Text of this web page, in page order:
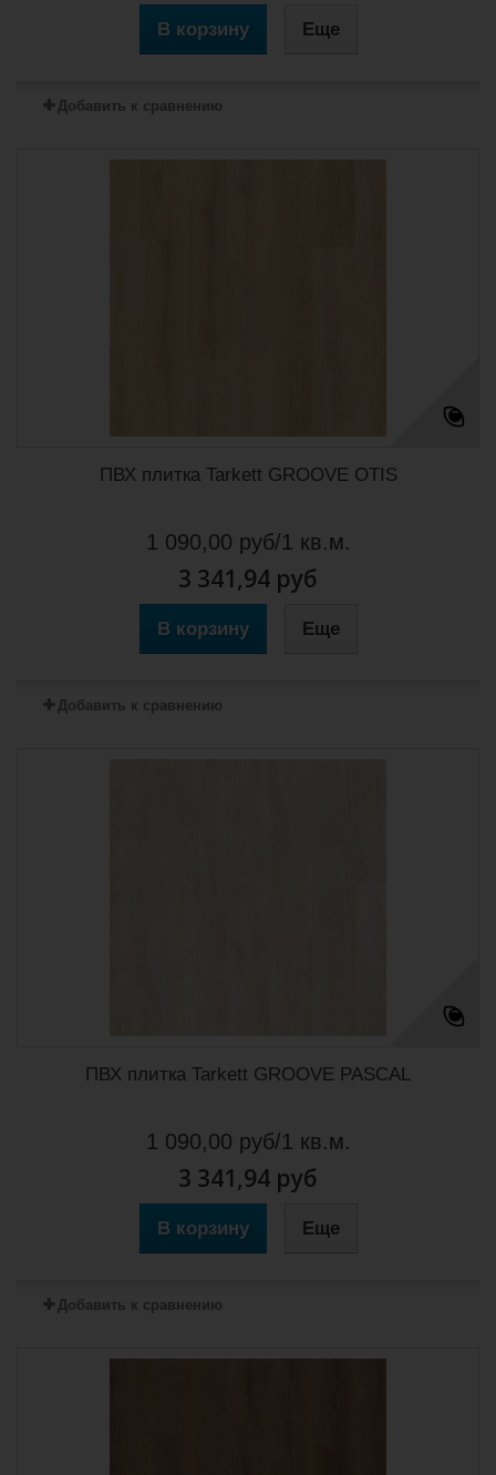
В корзину Еще
Добавить к сравнению
ПВХ плитка Tarkett GROOVE OTIS
1 090,00 руб/1 кв.м.
3 341,94 руб
В корзину Еще
Добавить к сравнению
ПВХ плитка Tarkett GROOVE PASCAL
1 090,00 руб/1 кв.м.
3 341,94 руб
В корзину Еще
Добавить к сравнению